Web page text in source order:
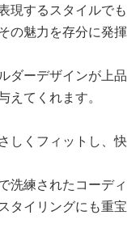
現するスタイルでも
の魅力を存分に発揮
ダーデザインが上品
てくれます。
しくフィットし、快
洗練されたコーディ
タイリングにも重宝